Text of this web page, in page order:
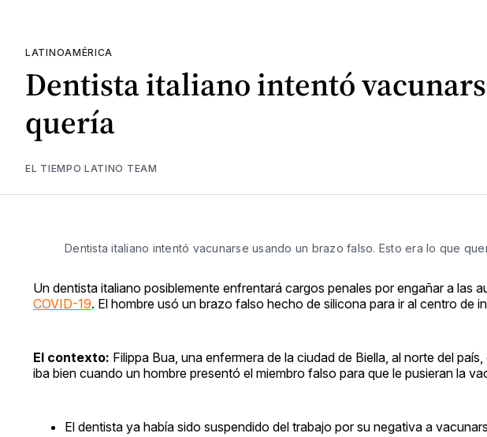
LATINOAMÉRICA
Dentista italiano intentó
quería
EL TIEMPO LATINO TEAM
Dentista italiano intentó vacunarse usando un brazo falso. Esto era lo que
Un dentista italiano posiblemente enfrentará cargos penales por engañar a las
COVID-19. El hombre usó un brazo falso hecho de silicona para ir al centro de
El contexto: Filippa Bua, una enfermera de la ciudad de Biella, al norte del
iba bien cuando un hombre presentó el miembro falso para que le pusieran la
El dentista ya había sido suspendido del trabajo por su negativa a